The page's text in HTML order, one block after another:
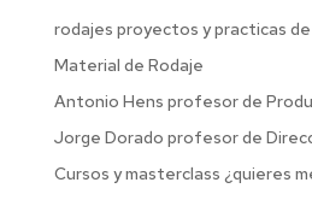
rodajes proyectos y practicas
Material de Rodaje
Antonio Hens profesor de
Jorge Dorado profesor de
Cursos y masterclass ¿quieres